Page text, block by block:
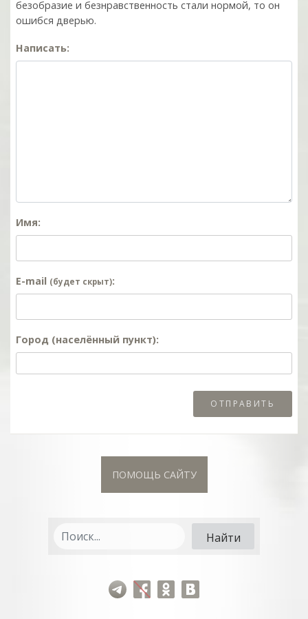
безобразие и безнравственность стали нормой, то он
ошибся дверью.
Написать:
Имя:
E-mail (будет скрыт):
Город (населённый пункт):
ПОМОЩЬ САЙТУ